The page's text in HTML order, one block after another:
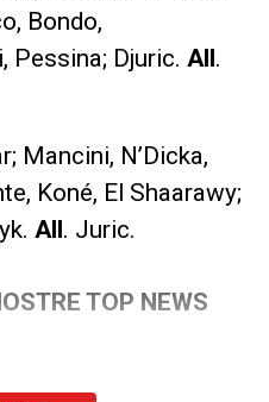
Bondo,
Pessina; Djuric. All.
Mancini, N’Dicka,
Koné, El Shaarawy;
All. Juric.
TOP NEWS